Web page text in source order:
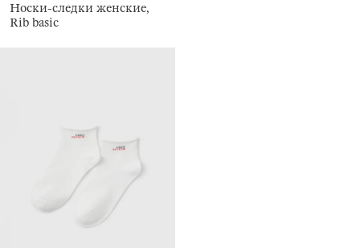
Носки-следки женские,
Rib basic